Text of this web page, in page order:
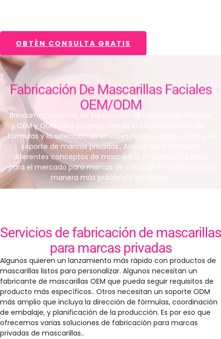
OBTÉN CONSULTA GRATIS
Fabricación De Mascarillas Faciales
OEM/ODM
Brindamos servicios de fabricación de mascarillas faciales
OEM y ODM para marcas.. Desde la personalización de
fórmulas y la selección de envases hasta la producción y el
soporte de marcas privadas., Ayudamos a convertir
diferentes conceptos de mascarillas en productos listos
para el mercado para marcas de cuidado de la piel de una
manera más práctica y escalable..
Servicios de fabricación de mascarillas
para marcas privadas
Algunos quieren un lanzamiento más rápido con productos de
mascarillas listos para personalizar. Algunos necesitan un
fabricante de mascarillas OEM que pueda seguir requisitos de
producto más específicos.. Otros necesitan un soporte ODM
más amplio que incluya la dirección de fórmulas, coordinación
de embalaje, y planificación de la producción. Es por eso que
ofrecemos varias soluciones de fabricación para marcas
privadas de mascarillas..